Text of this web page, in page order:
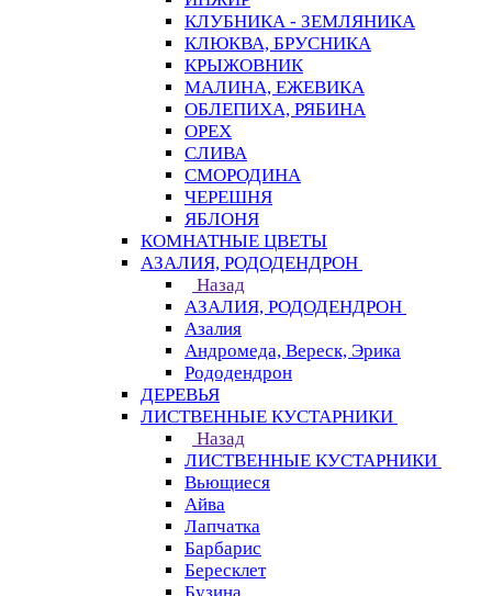
КЛУБНИКА - ЗЕМЛЯНИКА
КЛЮКВА, БРУСНИКА
КРЫЖОВНИК
МАЛИНА, ЕЖЕВИКА
ОБЛЕПИХА, РЯБИНА
ОРЕХ
СЛИВА
СМОРОДИНА
ЧЕРЕШНЯ
ЯБЛОНЯ
КОМНАТНЫЕ ЦВЕТЫ
АЗАЛИЯ, РОДОДЕНДРОН
Назад
АЗАЛИЯ, РОДОДЕНДРОН
Азалия
Андромеда, Вереск, Эрика
Рододендрон
ДЕРЕВЬЯ
ЛИСТВЕННЫЕ КУСТАРНИКИ
Назад
ЛИСТВЕННЫЕ КУСТАРНИКИ
Вьющиеся
Айва
Лапчатка
Барбарис
Бересклет